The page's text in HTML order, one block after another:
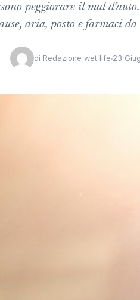
peggiorare il mal
aria, posto e farmaci
di Redazione wet life 23